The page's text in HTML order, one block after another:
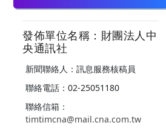
發佈單位名稱：財團法人中
央通訊社
新聞聯絡人：訊息服務核稿員
聯絡電話：02-25051180
聯絡信箱：
timtimcna@mail.cna.com.tw